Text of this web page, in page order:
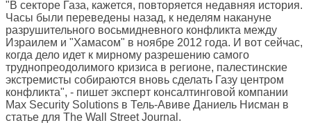
"В секторе Газа, кажется, повторяется недавняя история.
Часы были переведены назад, к неделям накануне
разрушительного восьмидневного конфликта между
Израилем и "Хамасом" в ноябре 2012 года. И вот сейчас,
когда дело идет к мирному разрешению самого
труднопреодолимого кризиса в регионе, палестинские
экстремисты собираются вновь сделать Газу центром
конфликта", - пишет эксперт консалтинговой компании
Max Security Solutions в Тель-Авиве Даниель Нисман в
статье для The Wall Street Journal .